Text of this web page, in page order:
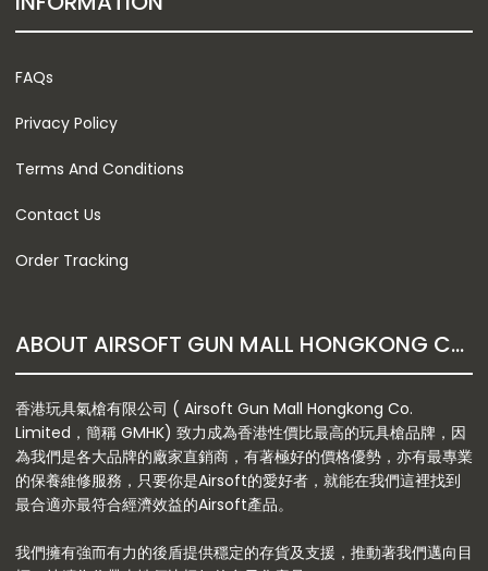
FAQs
Privacy Policy
Terms And Conditions
Contact Us
Order Tracking
ABOUT AIRSOFT GUN MALL HONGKONG CO. LTD
香港玩具氣槍有限公司 ( Airsoft Gun Mall Hongkong Co.
Limited，簡稱 GMHK) 致力成為香港性價比最高的玩具槍品牌，因
為我們是各大品牌的廠家直銷商，有著極好的價格優勢，亦有最專業
的保養維修服務，只要你是Airsoft的愛好者，就能在我們這裡找到
最合適亦最符合經濟效益的Airsoft產品。
我們擁有強而有力的後盾提供穩定的存貨及支援，推動著我們邁向目